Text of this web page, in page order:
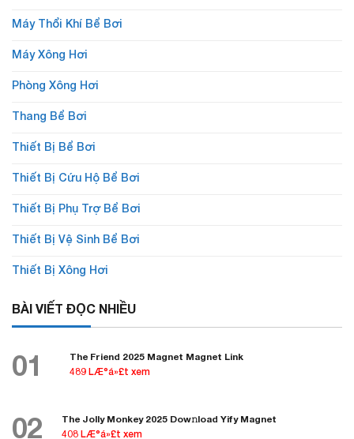
Máy Thổi Khí Bể Bơi
Máy Xông Hơi
Phòng Xông Hơi
Thang Bể Bơi
Thiết Bị Bể Bơi
Thiết Bị Cứu Hộ Bể Bơi
Thiết Bị Phụ Trợ Bể Bơi
Thiết Bị Vệ Sinh Bể Bơi
Thiết Bị Xông Hơi
BÀI VIẾT ĐỌC NHIỀU
01
The Friend 2025 Magnet Magnet Link
489 LÆ°á»£t xem
02
The Jolly Monkey 2025 Dow𝚗load Yify Magnet
408 LÆ°á»£t xem